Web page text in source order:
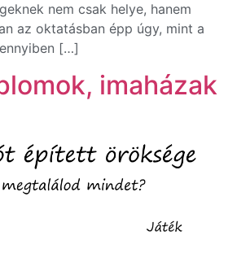
nem csak helye, hanem
az oktatásban épp úgy, mint a
[…]
imaházak